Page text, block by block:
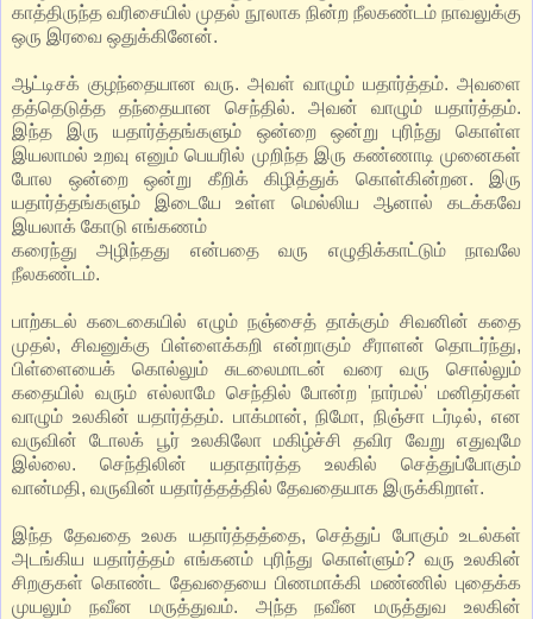
காத்திருந்த வரிசையில் முதல் நூலாக நின்ற நீலகண்டம் நாவலுக்கு
ஒரு இரவை ஒதுக்கினேன்.
ஆட்டிசக் குழந்தையான வரு. அவள் வாழும் யதார்த்தம். அவளை
தத்தெடுத்த தந்தையான செந்தில். அவன் வாழும் யதார்த்தம்.
இந்த இரு யதார்த்தங்களும் ஒன்றை ஒன்று புரிந்து கொள்ள
இயலாமல் உறவு எனும் பெயரில் முறிந்த இரு கண்ணாடி முனைகள்
போல ஒன்றை ஒன்று கீறிக் கிழித்துக் கொள்கின்றன. இரு
யதார்த்தங்களும் இடையே உள்ள மெல்லிய ஆனால் கடக்கவே
இயலாக் கோடு எங்கணம்
கரைந்து அழிந்தது என்பதை வரு எழுதிக்காட்டும் நாவலே
நீலகண்டம்.
பாற்கடல் கடைகையில் எழும் நஞ்சைத் தாக்கும் சிவனின் கதை
முதல், சிவனுக்கு பிள்ளைக்கறி என்றாகும் சீராளன் தொடர்ந்து,
பிள்ளையைக் கொல்லும் சுடலைமாடன் வரை வரு சொல்லும்
கதையில் வரும் எல்லாமே செந்தில் போன்ற 'நார்மல்' மனிதர்கள்
வாழும் உலகின் யதார்த்தம். பாக்மான், நிமோ, நிஞ்சா டர்டில், என
வருவின் டோலக் பூர் உலகிலோ மகிழ்ச்சி தவிர வேறு எதுவுமே
இல்லை. செந்திலின் யதாதார்த்த உலகில் செத்துப்போகும்
வான்மதி, வருவின் யதார்த்தத்தில் தேவதையாக இருக்கிறாள்.
இந்த தேவதை உலக யதார்த்தத்தை, செத்துப் போகும் உடல்கள்
அடங்கிய யதார்த்தம் எங்கனம் புரிந்து கொள்ளும்? வரு உலகின்
சிறகுகள் கொண்ட தேவதையை பிணமாக்கி மண்ணில் புதைக்க
முயலும் நவீன மருத்துவம். அந்த நவீன மருத்துவ உலகின்